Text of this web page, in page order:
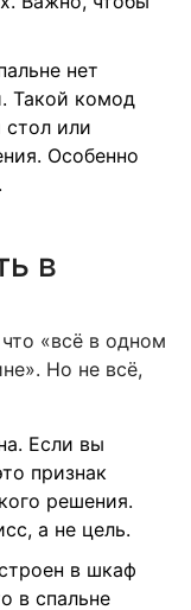
нет
Такой комод
или
Особенно
в
«всё в одном
Но не всё,
Если вы
признак
решения.
а не цель.
в шкаф
в спальне